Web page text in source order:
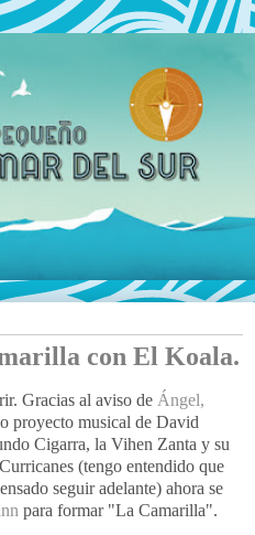
con El Koala.
Gracias al aviso de Ángel,
proyecto musical de David
Cigarra, la Vihen Zanta y su
(tengo entendido que
seguir adelante) ahora se
para formar "La Camarilla".